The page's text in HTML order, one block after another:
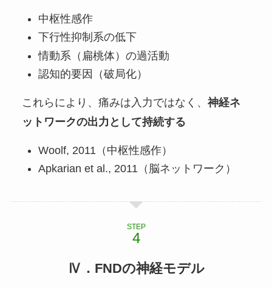
中枢性感作
下行性抑制系の低下
情動系（扁桃体）の過活動
認知的要因（破局化）
これらにより、痛みは入力ではなく、 神経ネ
ットワークの出力として持続する
Woolf, 2011（中枢性感作）
Apkarian et al., 2011（脳ネットワーク）
STEP
Ⅳ．FNDの神経モデル